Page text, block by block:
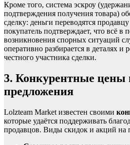
Кроме того, система эскроу
подтверждения получения товара)
сделку: деньги переводятся
покупатель подтверждает, что всё в
возникновения спорных ситуаций
оперативно разбирается в деталях и
честного участника сделки.
3. Конкурентные цены
предложения
Lolzteam Market известен своими
которые удаётся поддерживать
продавцов. Виды скидок и акций на